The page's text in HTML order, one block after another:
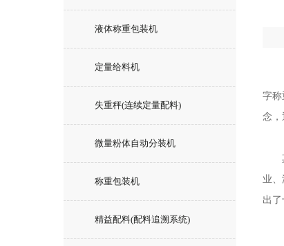
液体称重包装机
定量给料机
失重秤(连续定量配料)
微量粉体自动分装机
称重包装机
精益配料(配料追溯系统)
字称
念，
其
业
出了